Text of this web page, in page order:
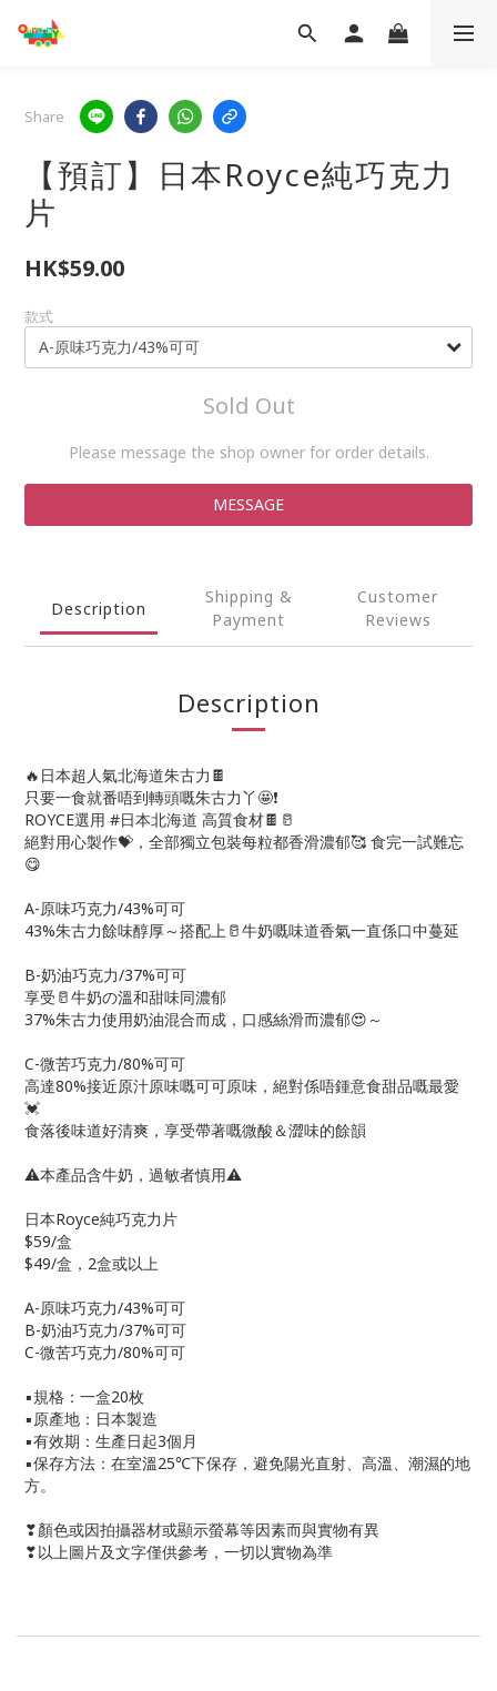
Share
【預訂】日本Royce純巧克力
片
HK$59.00
款式
Sold Out
Please message the shop owner for order details.
MESSAGE
Description
Shipping &
Payment
Customer
Reviews
Description
🔥日本超人氣北海道朱古力🍫
只要一食就番唔到轉頭嘅朱古力丫🤩❗
ROYCE選用 #日本北海道 高質食材🍫🥛
絕對用心製作💝，全部獨立包裝每粒都香滑濃郁🥰 食完一試難忘
😋
A-原味巧克力/43%可可
43%朱古力餘味醇厚～搭配上🥛牛奶嘅味道香氣一直係口中蔓延
B-奶油巧克力/37%可可
享受🥛牛奶の溫和甜味同濃郁
37%朱古力使用奶油混合而成，口感絲滑而濃郁😍～
C-微苦巧克力/80%可可
高達80%接近原汁原味嘅可可原味，絕對係唔鍾意食甜品嘅最愛
💓
食落後味道好清爽，享受帶著嘅微酸＆澀味的餘韻
⚠本產品含牛奶，過敏者慎用⚠
日本Royce純巧克力片
$59/盒
$49/盒， 2盒或以上
A-原味巧克力/43%可可
B-奶油巧克力/37%可可
C-微苦巧克力/80%可可
▪規格：一盒20枚
▪原產地：日本製造
▪有效期：生產日起3個月
▪保存方法：在室溫25℃下保存，避免陽光直射、高溫、潮濕的地
方。
❣顏色或因拍攝器材或顯示螢幕等因素而與實物有異
❣以上圖片及文字僅供參考，一切以實物為準